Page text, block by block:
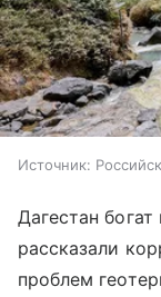
Источник:
Дагестан
рассказали
проблем